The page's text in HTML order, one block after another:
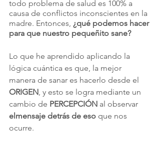
todo problema de salud es 100% a
causa de conflictos inconscientes en la
madre. Entonces, ¿qué podemos hacer
para que nuestro pequeñito sane?
Lo que he aprendido aplicando la
lógica cuántica es que, la mejor
manera de sanar es hacerlo desde el
ORIGEN, y esto se logra mediante un
cambio de PERCEPCIÓN al observar
elmensaje detrás de eso que nos
ocurre.